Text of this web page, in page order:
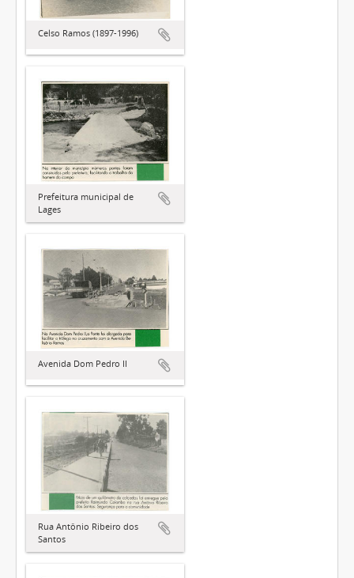
Celso Ramos (1897-1996)
Prefeitura municipal de
Lages
Avenida Dom Pedro II
Rua Antônio Ribeiro dos
Santos